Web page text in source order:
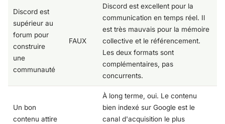
Discord est
supérieur au
forum pour
construire
une
communauté
FAUX
Discord est excellent pour la
communication en temps réel. Il
est très mauvais pour la mémoire
collective et le référencement.
Les deux formats sont
complémentaires, pas
concurrents.
Un bon
contenu attire
À long terme, oui. Le contenu
bien indexé sur Google est le
canal d'acquisition le plus